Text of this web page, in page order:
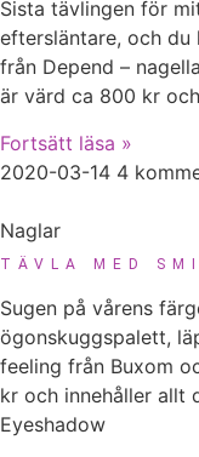
Sista tävlingen för
eftersläntare, och
från Depend –
är värd ca 800 kr
Fortsätt läsa »
2020-03-14 4
Naglar
TÄVLA MED
Sugen på vårens
ögonskuggspalett,
feeling från Buxom
kr och innehåller allt
Eyeshadow